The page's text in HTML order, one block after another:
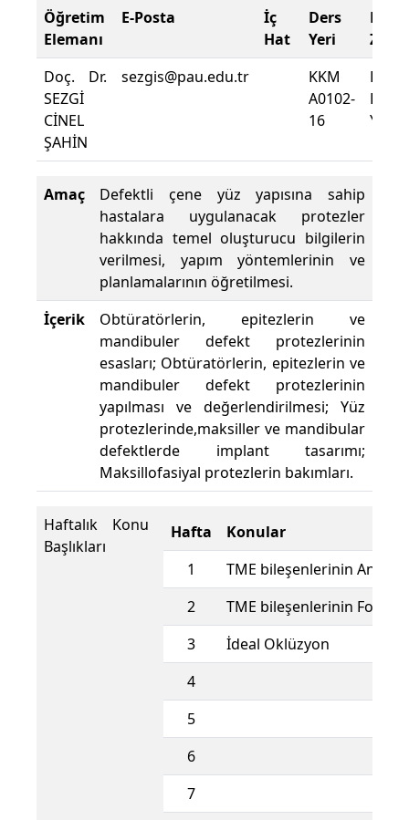
Öğretim
Elemanı
E-Posta
İç
Hat
Ders
Yeri
Doç. Dr.
SEZGİ
CİNEL
ŞAHİN
sezgis@pau.edu.tr
KKM
A0102-
16
Amaç
Defektli çene yüz yapısına sahip
hastalara uygulanacak protezler
hakkında temel oluşturucu bilgilerin
verilmesi, yapım yöntemlerinin ve
planlamalarının öğretilmesi.
İçerik
Obtüratörlerin, epitezlerin ve
mandibuler defekt protezlerinin
esasları; Obtüratörlerin, epitezlerin ve
mandibuler defekt protezlerinin
yapılması ve değerlendirilmesi; Yüz
protezlerinde,maksiller ve mandibular
defektlerde implant tasarımı;
Maksillofasiyal protezlerin bakımları.
Haftalık Konu
Başlıkları
Hafta
Konular
1
TME bileşenlerinin
2
TME bileşenlerinin
3
İdeal Oklüzyon
4
5
6
7